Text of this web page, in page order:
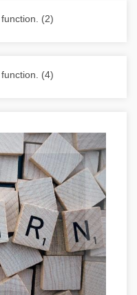
komplett
(2)
(4)